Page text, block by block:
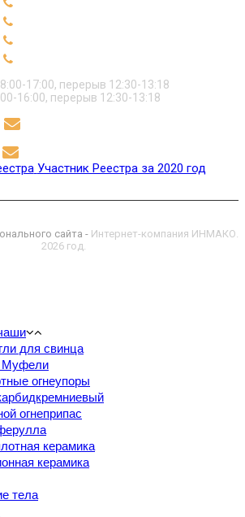
17:00, перерыв 12:30-13:18
16:00, перерыв 12:30-13:18
Участник Реестра за 2020 год
сайта - Интернет-компания ИНМАКО.
2026 год.
для свинца
Муфели
огнеупоры
огнеприпас
керамика
керамика
тела